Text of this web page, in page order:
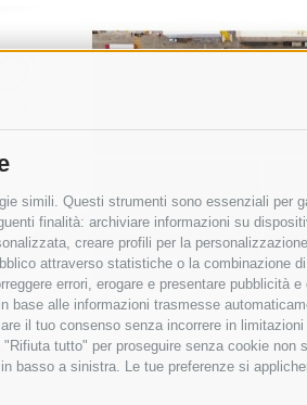
simili. Questi strumenti sono essenziali per
finalità: archiviare informazioni su
creare profili per la
attraverso statistiche o la
errori, erogare e presentare
alle informazioni trasmesse
il tuo consenso senza incorrere in
tutto" per proseguire senza cookie
basso a sinistra. Le tue preferenze si